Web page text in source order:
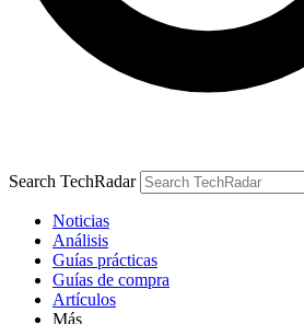
Search TechRadar
Noticias
Análisis
Guías prácticas
Guías de compra
Artículos
Más